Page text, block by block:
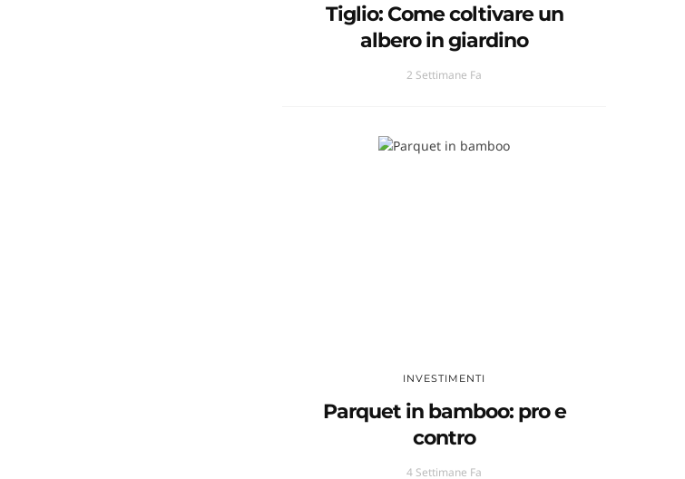
Tiglio: Come coltivare un
albero in giardino
2 Settimane Fa
INVESTIMENTI
Parquet in bamboo: pro e
contro
4 Settimane Fa